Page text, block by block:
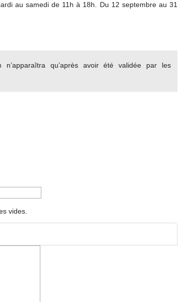
au samedi de 11h à 18h. Du 12 septembre au 31
qu’après avoir été validée par les
vides.